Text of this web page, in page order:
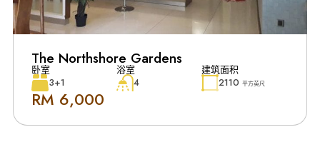
The Northshore Gardens
卧室
3+1
浴室
4
建筑面积
2110 平方英尺
RM 6,000